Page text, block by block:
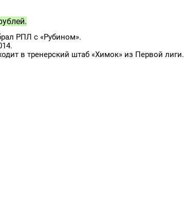
РПЛ с «Рубином».
в тренерский штаб «Химок» из Первой лиги.